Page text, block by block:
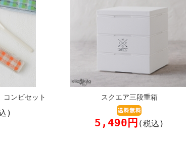
コンビセット
)
スクエア三段重箱
5,490円 (税込)